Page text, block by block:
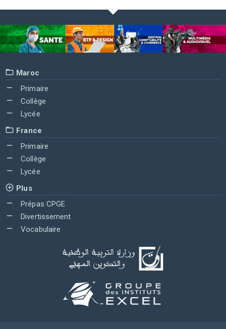
Maroc
Primaire
Collège
Lycée
France
Primaire
Collège
Lycée
Plus
Prépas CPGE
Divertissement
Vocabulaire